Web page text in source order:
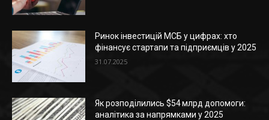
Ринок інвестицій МСБ у цифрах: хто
фінансує стартапи та підприємців у 2025
31.07.2025
Як розподілились $54 млрд допомоги:
аналітика за напрямками у 2025